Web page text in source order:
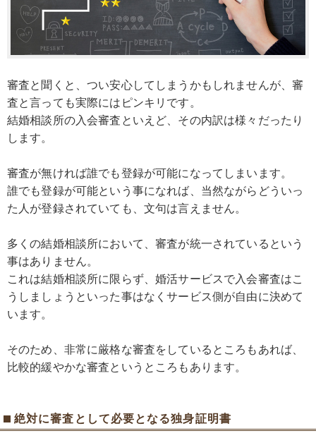
審査と聞くと、つい安心してしまうかもしれませんが、審
査と言っても実際にはピンキリです。
結婚相談所の入会審査といえど、その内訳は様々だったり
します。
審査が無ければ誰でも登録が可能になってしまいます。
誰でも登録が可能という事になれば、当然ながらどういっ
た人が登録されていても、文句は言えません。
多くの結婚相談所において、審査が統一されているという
事はありません。
これは結婚相談所に限らず、婚活サービスで入会審査はこ
うしましょうといった事はなくサービス側が自由に決めて
います。
そのため、非常に厳格な審査をしているところもあれば、
比較的緩やかな審査というところもあります。
絶対に審査として必要となる独身証明書